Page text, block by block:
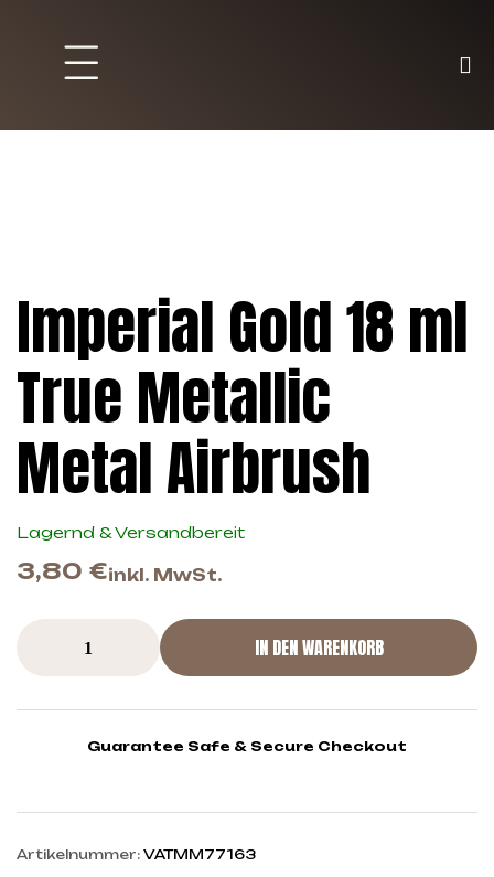
Imperial Gold 18 ml
True Metallic
Metal Airbrush
Lagernd & Versandbereit
3,80 €inkl. MwSt.
IN DEN WARENKORB
Guarantee Safe & Secure Checkout
Artikelnummer: VATMM77163